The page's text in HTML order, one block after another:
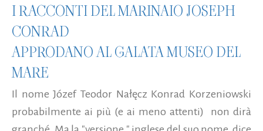
I RACCONTI DEL MARINAIO JOSEPH
CONRAD
APPRODANO AL GALATA MUSEO DEL
MARE
Il nome Józef Teodor Nałęcz Konrad Korzeniowski
probabilmente ai più (e ai meno attenti) non dirà